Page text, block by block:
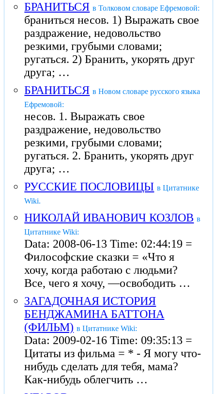
БРАНИТЬСЯ в Толковом словаре Ефремовой:
браниться несов. 1) Выражать свое
раздражение, недовольство
резкими, грубыми словами;
ругаться. 2) Бранить, укорять друг
друга; …
БРАНИТЬСЯ в Новом словаре русского языка
Ефремовой:
несов. 1. Выражать свое
раздражение, недовольство
резкими, грубыми словами;
ругаться. 2. Бранить, укорять друг
друга; …
РУССКИЕ ПОСЛОВИЦЫ в Цитатнике
Wiki.
НИКОЛАЙ ИВАНОВИЧ КОЗЛОВ в
Цитатнике Wiki:
Data: 2008-06-13 Time: 02:44:19 =
Философские сказки = «Что я
хочу, когда работаю с людьми?
Все, чего я хочу, —освободить …
ЗАГАДОЧНАЯ ИСТОРИЯ
БЕНДЖАМИНА БАТТОНА
(ФИЛЬМ) в Цитатнике Wiki:
Data: 2009-02-16 Time: 09:35:13 =
Цитаты из фильма = * - Я могу что-
нибудь сделать для тебя, мама?
Как-нибудь облегчить …